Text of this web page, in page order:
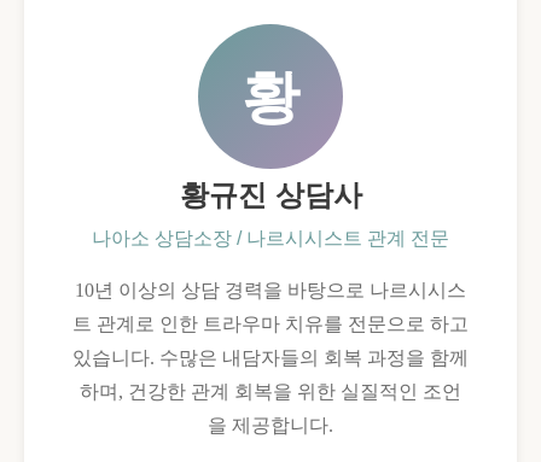
황
황규진 상담사
나아소 상담소장 / 나르시시스트 관계 전문
10년 이상의 상담 경력을 바탕으로 나르시시스
트 관계로 인한 트라우마 치유를 전문으로 하고
있습니다. 수많은 내담자들의 회복 과정을 함께
하며, 건강한 관계 회복을 위한 실질적인 조언
을 제공합니다.